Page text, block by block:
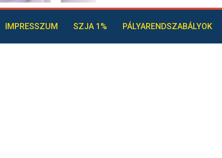
IMPRESSZUM SZJA 1% PÁLYARENDSZABÁLYOK